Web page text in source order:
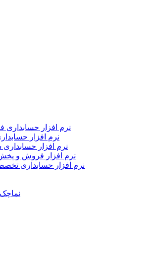
نرم افزار حسابداری
نرم افزار
نرم افزار
نرم افزار فروش و
نرم افزار حسابداری